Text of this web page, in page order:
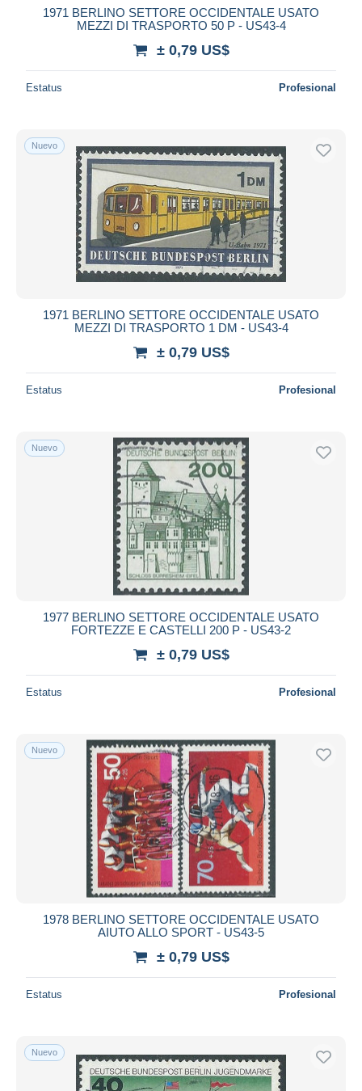
1971 BERLINO SETTORE OCCIDENTALE USATO
MEZZI DI TRASPORTO 50 P - US43-4
± 0,79 US$
Estatus Profesional
Nuevo
1971 BERLINO SETTORE OCCIDENTALE USATO
MEZZI DI TRASPORTO 1 DM - US43-4
± 0,79 US$
Estatus Profesional
Nuevo
1977 BERLINO SETTORE OCCIDENTALE USATO
FORTEZZE E CASTELLI 200 P - US43-2
± 0,79 US$
Estatus Profesional
Nuevo
1978 BERLINO SETTORE OCCIDENTALE USATO
AIUTO ALLO SPORT - US43-5
± 0,79 US$
Estatus Profesional
Nuevo